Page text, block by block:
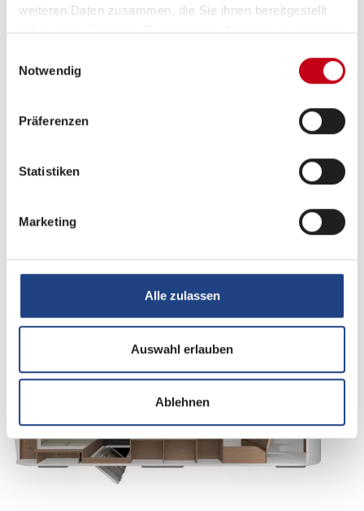
weiteren Daten zusammen, die Sie ihnen bereitgestellt
haben oder die sie im Rahmen Ihrer Nutzung der Dienste
Notwendig
Präferenzen
Statistiken
Marketing
Alle zulassen
Auswahl erlauben
Ablehnen
Betten
Tag